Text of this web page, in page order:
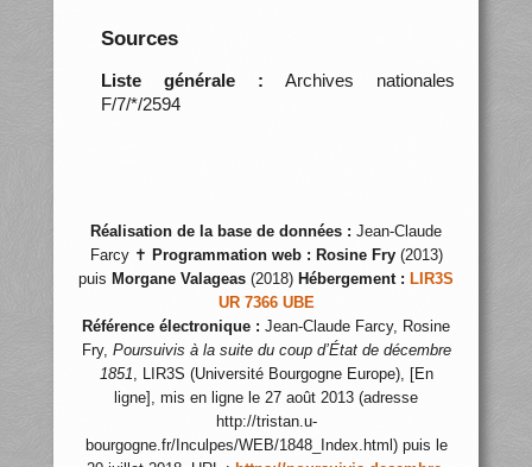
Sources
Liste générale : Archives nationales
F/7/*/2594
Réalisation de la base de données : Jean-Claude
Farcy ✝ Programmation web : Rosine Fry(2013)
puis Morgane Valageas (2018) Hébergement : LIR3S
UR 7366 UBE
Référence électronique : Jean-Claude Farcy, Rosine
Fry, Poursuivis à la suite du coup d’État de décembre
1851, LIR3S (Université Bourgogne Europe), [En
ligne], mis en ligne le 27 août 2013 (adresse
http://tristan.u-
bourgogne.fr/Inculpes/WEB/1848_Index.html) puis le